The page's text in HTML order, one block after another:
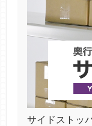
サイドストッ